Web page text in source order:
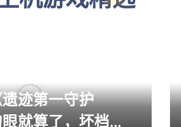
迹第一守护
就算了，坏档算